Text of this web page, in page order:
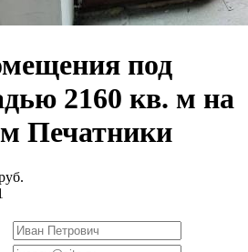
под
2160 кв. м на
Печатники